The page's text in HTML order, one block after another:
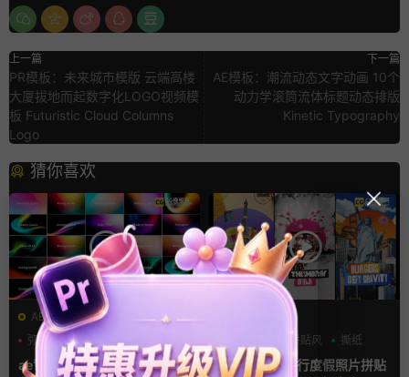
上一篇
PR模板：未来城市模版 云端高楼
大厦拔地而起数字化LOGO视频模
板 Futuristic Cloud Columns
Logo
下一篇
AE模板：潮流动态文字动画 10个
动力学滚筒流体标题动态排版
Kinetic Typography
猜你喜欢
AE模板
弥散风
抽象 流体
ae背景模板 4K渐变色彩动态
拼贴风 撕纸
Ae模板 3款旅行度假照片拼贴